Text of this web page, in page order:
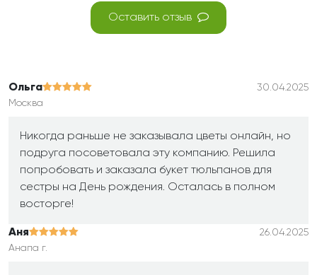
Оставить отзыв
Ольга
30.04.2025
Москва
Никогда раньше не заказывала цветы онлайн, но
подруга посоветовала эту компанию. Решила
попробовать и заказала букет тюльпанов для
сестры на День рождения. Осталась в полном
восторге!
Аня
26.04.2025
Анапа г.